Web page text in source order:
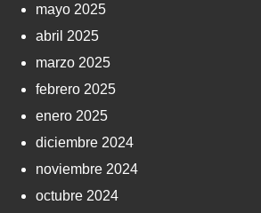
mayo 2025
abril 2025
marzo 2025
febrero 2025
enero 2025
diciembre 2024
noviembre 2024
octubre 2024